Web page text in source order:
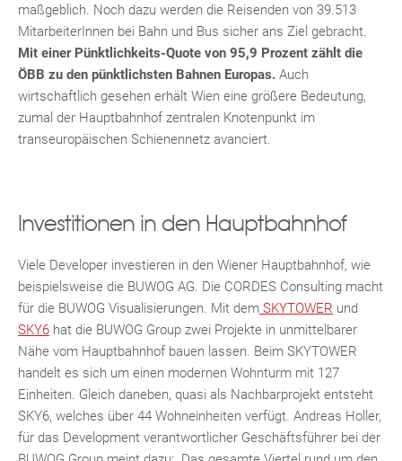
Fac Inst Twi Pint Link Wh
maßgeblich. Noch dazu werden die Reisenden von 39.513
MitarbeiterInnen bei Bahn und Bus sicher ans Ziel gebracht.
Mit einer Pünktlichkeits-Quote von 95,9 Prozent zählt die
ÖBB zu den pünktlichsten Bahnen Europas. Auch
wirtschaftlich gesehen erhält Wien eine größere Bedeutung,
zumal der Hauptbahnhof zentralen Knotenpunkt im
transeuropäischen Schienennetz avanciert.
Investitionen in den Hauptbahnhof
Viele Developer investieren in den Wiener Hauptbahnhof, wie
beispielsweise die BUWOG AG. Die CORDES Consulting macht
für die BUWOG Visualisierungen. Mit dem SKYTOWER und
SKY6 hat die BUWOG Group zwei Projekte in unmittelbarer
Nähe vom Hauptbahnhof bauen lassen. Beim SKYTOWER
handelt es sich um einen modernen Wohnturm mit 127
Einheiten. Gleich daneben, quasi als Nachbarprojekt entsteht
SKY6, welches über 44 Wohneinheiten verfügt. Andreas Holler,
für das Development verantwortlicher Geschäftsführer bei der